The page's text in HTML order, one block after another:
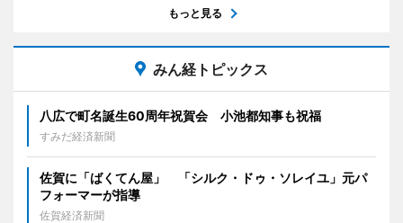
もっと見る
みん経トピックス
八広で町名誕生60周年祝賀会 小池都知事も祝福
すみだ経済新聞
佐賀に「ばくてん屋」 「シルク・ドゥ・ソレイユ」元パ
フォーマーが指導
佐賀経済新聞